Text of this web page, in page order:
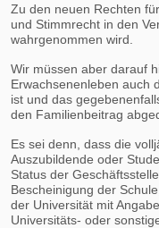
Zu den neuen Rechten
und Stimmrecht in den
wahrgenommen wird.
Wir müssen aber darauf
Erwachsenenleben auch
ist und das
den Familienbeitrag
Es sei denn, dass die
Auszubildende oder
Status der
Bescheinigung der
der Universität mit
Universitäts- oder